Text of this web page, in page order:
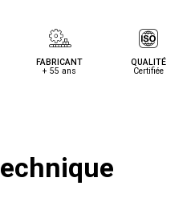
FABRICANT
+ 55 ans
QUALITÉ
Certifiée